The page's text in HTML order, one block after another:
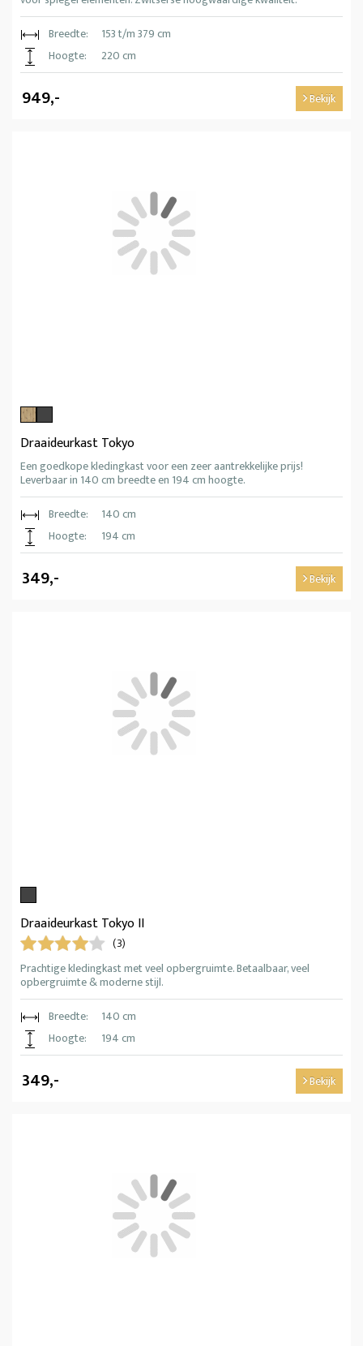
Breedte:
153 t/m 379 cm
Hoogte:
220 cm
949,- Bekijk
Draaideurkast Tokyo
Een goedkope kledingkast voor een zeer aantrekkelijke prijs!
Leverbaar in 140 cm breedte en 194 cm hoogte.
Breedte:
140 cm
Hoogte:
194 cm
349,- Bekijk
Draaideurkast Tokyo II
(3)
Prachtige kledingkast met veel opbergruimte. Betaalbaar, veel
opbergruimte & moderne stijl.
Breedte:
140 cm
Hoogte:
194 cm
349,- Bekijk